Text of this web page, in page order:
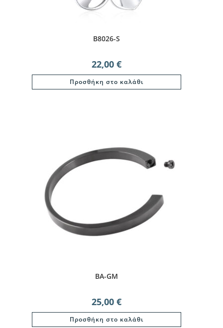
B8026-S
22,00 €
Προσθήκη στο καλάθι
BA-GM
25,00 €
Προσθήκη στο καλάθι